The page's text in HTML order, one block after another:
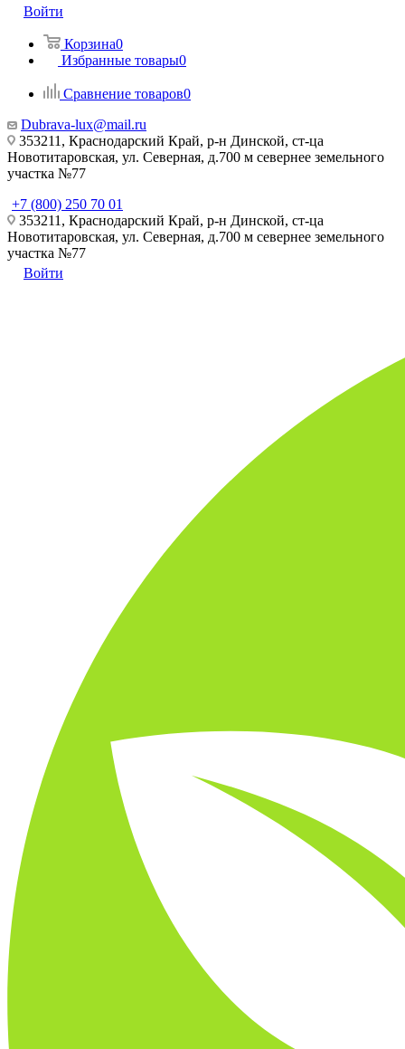
Войти
Корзина0
Избранные товары0
Сравнение товаров0
Dubrava-lux@mail.ru
353211, Краснодарский Край, р-н Динской, ст-ца
Новотитаровская, ул. Северная, д.700 м севернее земельного
участка №77
+7 (800) 250 70 01
353211, Краснодарский Край, р-н Динской, ст-ца
Новотитаровская, ул. Северная, д.700 м севернее земельного
участка №77
Войти